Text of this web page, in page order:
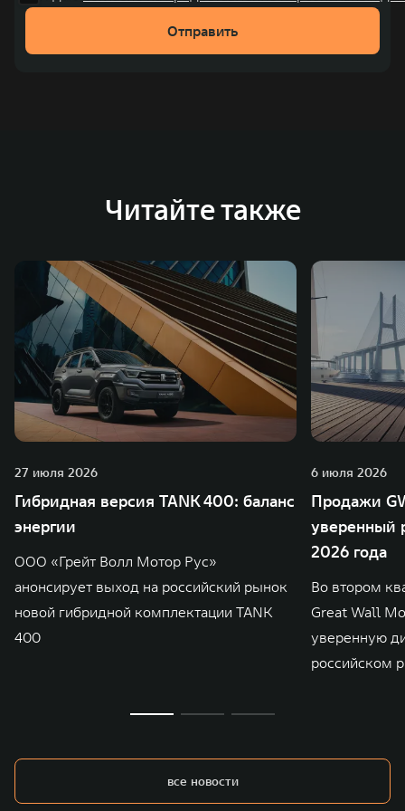
рублей). С 1998 года Great Wall Motor занимает первое
место по объёмам продаж пикапов в Китае. На
зарубежных – в России, Таиланде, Бразилии и Индии, а
Отправить
Читайте также
27 июля 2026
Гибридная версия TANK 400: баланс
энергии
ООО «Грейт Волл Мотор Рус»
анонсирует выход на российский рынок
новой гибридной комплектации TANK
400
6 июля 2026
Продажи
уверенный
2026 года
Во втором
Great Wall
уверенную
российском
все новости